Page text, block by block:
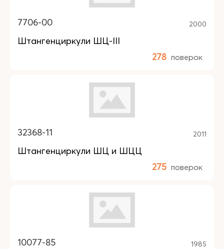
7706-00 2000
Штангенциркули ШЦ-III
278 поверок
32368-11 2011
Штангенциркули ШЦ и ШЦЦ
275 поверок
10077-85 1985